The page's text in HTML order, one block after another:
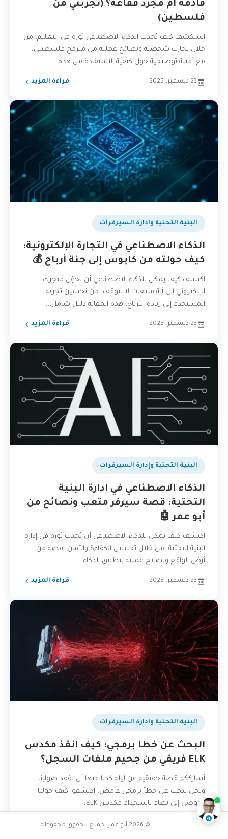
قادمة أم مجرد فقاعة؟ (تجربتي من
فلسطين)
استكشف كيف يُحدث الذكاء الاصطناعي ثورة في التعليم، من
خلال تجارب شخصية ونصائح عملية من مبرمج فلسطيني،
مع أمثلة توضيحية حول كيفية الاستفادة من هذه...
23 ديسمبر، 2025 قراءة المزيد
البنية التحتية وإدارة السيرفرات
الذكاء الاصطناعي في التجارة الإلكترونية:
كيف حولته من كابوس إلى جنة أرباح 💰
اكتشف كيف يمكن للذكاء الاصطناعي أن يحوّل متجرك
الإلكتروني إلى آلة مبيعات لا تتوقف. من تحسين تجربة
المستخدم إلى زيادة الأرباح، هذه المقالة دليل شامل...
23 ديسمبر، 2025 قراءة المزيد
البنية التحتية وإدارة السيرفرات
الذكاء الاصطناعي في إدارة البنية
التحتية: قصة سيرفر متعب ونصائح من
أبو عمر 🤖
اكتشف كيف يمكن للذكاء الاصطناعي أن يُحدث ثورة في إدارة
البنية التحتية، من خلال تحسين الكفاءة والأمان. قصة من
أرض الواقع ونصائح عملية لتطبيق الذكاء...
23 ديسمبر، 2025 قراءة المزيد
البنية التحتية وإدارة السيرفرات
البحث عن خطأ برمجي: كيف أنقذ مكدس
ELK فريقي من جحيم ملفات السجل؟
أشارككم قصة حقيقية عن ليلة كدنا فيها أن نفقد صوابنا
ونحن نبحث عن خطأ برمجي غامض. اكتشفوا كيف حولنا
الفوضى إلى نظام باستخدام مكدس ELK،...
قراءة المزيد
هل FinOps ضروري للشركات الناشئة
ناقشنا على تليجرام@AbuOmarTech_bot
© 2026 أبو عمر. جميع الحقوق محفوظة.